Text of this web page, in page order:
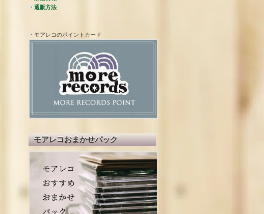
・ 通販方法
・モアレコのポイントカード
モアレコおまかせパック